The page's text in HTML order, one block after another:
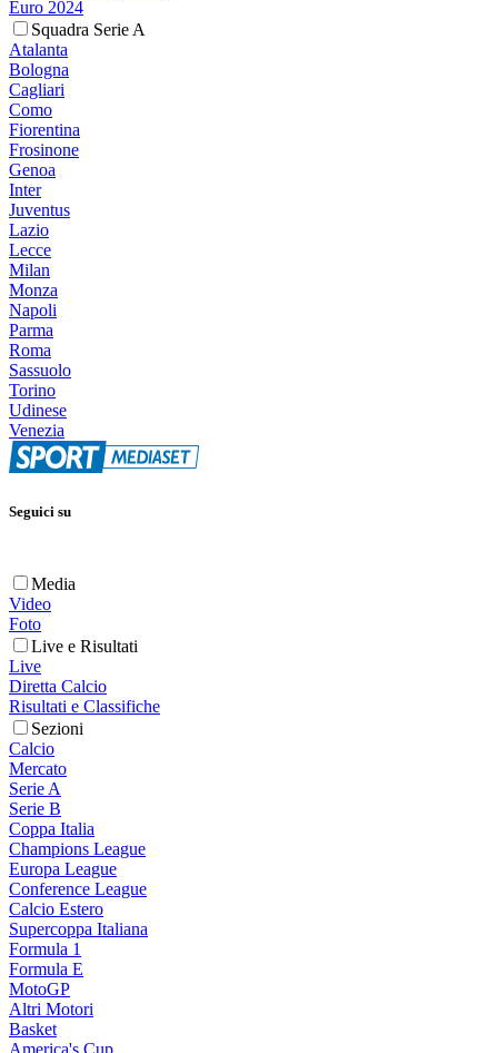
Euro 2024
Squadra Serie A
Atalanta
Bologna
Cagliari
Como
Fiorentina
Frosinone
Genoa
Inter
Juventus
Lazio
Lecce
Milan
Monza
Napoli
Parma
Roma
Sassuolo
Torino
Udinese
Venezia
Seguici su
Media
Video
Foto
Live e Risultati
Live
Diretta Calcio
Risultati e Classifiche
Sezioni
Calcio
Mercato
Serie A
Serie B
Coppa Italia
Champions League
Europa League
Conference League
Calcio Estero
Supercoppa Italiana
Formula 1
Formula E
MotoGP
Altri Motori
Basket
America's Cup